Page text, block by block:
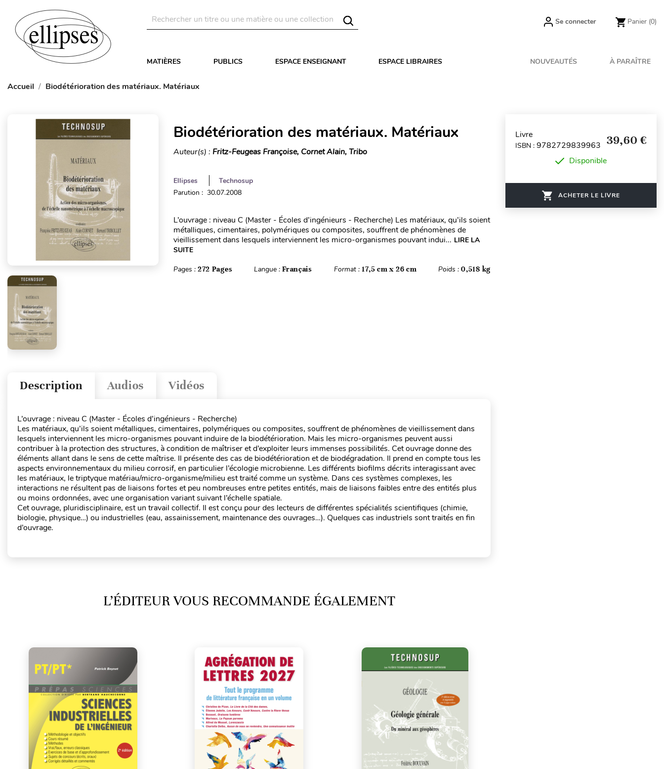
Se connecter Panier (0)
MATIÈRES PUBLICS ESPACE ENSEIGNANT ESPACE LIBRAIRES NOUVEAUTÉS À PARAÎTRE
Accueil Biodétérioration des matériaux. Matériaux
Biodétérioration des matériaux. Matériaux
Auteur(s) : Fritz-Feugeas Françoise, Cornet Alain, Tribo
Ellipses
Technosup
Parution : 30.07.2008
L’ouvrage : niveau C (Master - Écoles d’ingénieurs - Recherche) Les matériaux, qu’ils soient
métalliques, cimentaires, polymériques ou composites, souffrent de phénomènes de
vieillissement dans lesquels interviennent les micro-organismes pouvant indui... LIRE LA
SUITE
Pages : 272 Pages Langue :Français Format : 17,5 cm x 26 cm Poids :0,518 kg
Vidéos
Audios
Description
L’ouvrage : niveau C (Master - Écoles d’ingénieurs - Recherche)
Les matériaux, qu’ils soient métalliques, cimentaires, polymériques ou composites, souffrent de phénomènes de vieillissement dans
lesquels interviennent les micro-organismes pouvant induire de la biodétérioration. Mais les micro-organismes peuvent aussi
contribuer à la protection des structures, à condition de maîtriser et d’exploiter leurs immenses possibilités. Cet ouvrage donne des
éléments allant dans le sens de cette maîtrise. Il présente des cas de biodétérioration et de biodégradation. Il prend en compte tous les
aspects environnementaux du milieu corrosif, en particulier l’écologie microbienne. Les différents biofilms décrits interagissant avec
les matériaux, le triptyque matériau/micro-organisme/milieu est traité comme un système. Dans ces systèmes complexes, les
interactions ne résultent pas de liaisons fortes et peu nombreuses entre petites entités, mais de liaisons faibles entre des entités plus
ou moins ordonnées, avec une organisation variant suivant l’échelle spatiale.
Cet ouvrage, pluridisciplinaire, est un travail collectif. Il est conçu pour des lecteurs de différentes spécialités scientifiques (chimie,
biologie, physique…) ou industrielles (eau, assainissement, maintenance des ouvrages…). Quelques cas industriels sont traités en fin
d’ouvrage.
L’ÉDITEUR VOUS RECOMMANDE ÉGALEMENT
Livre
ISBN : 9782729839963 39,60 €
Disponible
ACHETER LE LIVRE